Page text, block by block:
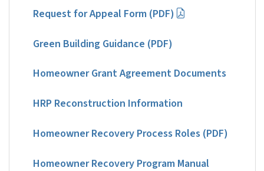
Request for Appeal Form (PDF)
Green Building Guidance (PDF)
Homeowner Grant Agreement Documents
HRP Reconstruction Information
Homeowner Recovery Process Roles (PDF)
Homeowner Recovery Program Manual